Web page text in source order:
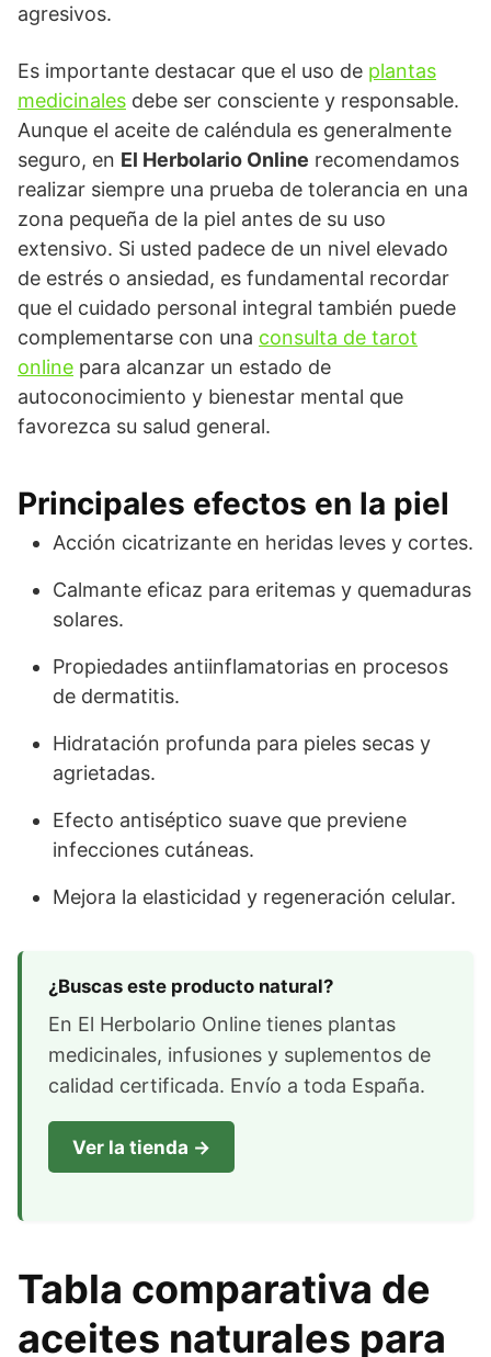
agresivos.
Es importante destacar que el uso de plantas
medicinales debe ser consciente y responsable.
Aunque el aceite de caléndula es generalmente
seguro, en El Herbolario Online recomendamos
realizar siempre una prueba de tolerancia en una
zona pequeña de la piel antes de su uso
extensivo. Si usted padece de un nivel elevado
de estrés o ansiedad, es fundamental recordar
que el cuidado personal integral también puede
complementarse con una consulta de tarot
online para alcanzar un estado de
autoconocimiento y bienestar mental que
favorezca su salud general.
Principales efectos en la piel
Acción cicatrizante en heridas leves y cortes.
Calmante eficaz para eritemas y quemaduras
solares.
Propiedades antiinflamatorias en procesos
de dermatitis.
Hidratación profunda para pieles secas y
agrietadas.
Efecto antiséptico suave que previene
infecciones cutáneas.
Mejora la elasticidad y regeneración celular.
¿Buscas este producto natural?
En El Herbolario Online tienes plantas
medicinales, infusiones y suplementos de
calidad certificada. Envío a toda España.
Ver la tienda →
Tabla comparativa de
aceites naturales para